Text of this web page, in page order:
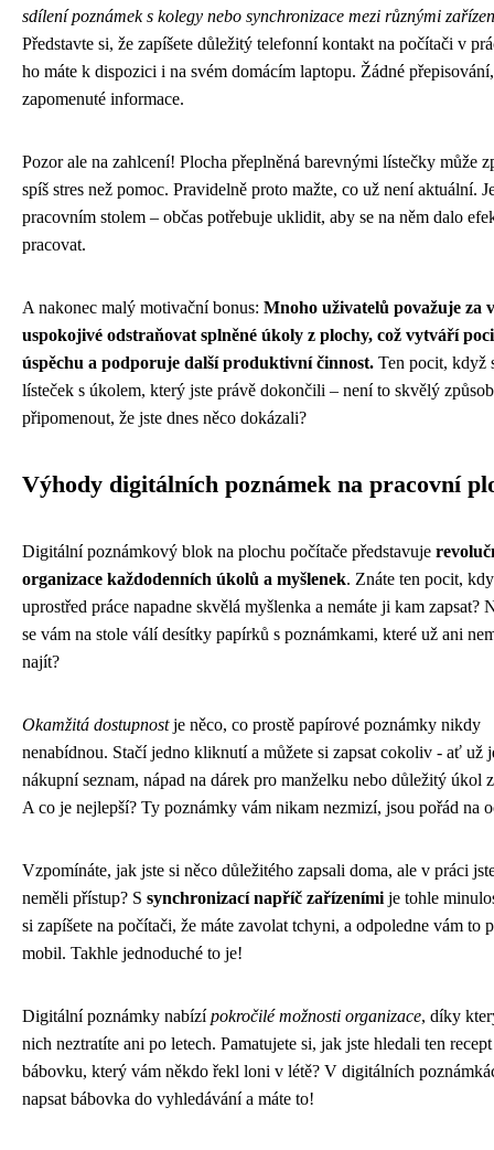
sdílení poznámek s kolegy nebo synchronizace mezi různými
Představte si, že zapíšete důležitý telefonní kontakt na počítači v
ho máte k dispozici i na svém domácím laptopu. Žádné
zapomenuté informace.
Pozor ale na zahlcení! Plocha přeplněná barevnými lístečky může
spíš stres než pomoc. Pravidelně proto mažte, co už není aktuální.
pracovním stolem – občas potřebuje uklidit, aby se na něm dalo
pracovat.
A nakonec malý motivační bonus: Mnoho uživatelů považuje za
uspokojivé odstraňovat splněné úkoly z plochy, což vytváří
úspěchu a podporuje další produktivní činnost. Ten pocit, když
lísteček s úkolem, který jste právě dokončili – není to skvělý
připomenout, že jste dnes něco dokázali?
Výhody digitálních poznámek na pracovní
Digitální poznámkový blok na plochu počítače představuje
organizace každodenních úkolů a myšlenek. Znáte ten pocit,
uprostřed práce napadne skvělá myšlenka a nemáte ji kam zapsat?
se vám na stole válí desítky papírků s poznámkami, které už ani
najít?
Okamžitá dostupnostje něco, co prostě papírové poznámky nikdy
nenabídnou. Stačí jedno kliknutí a můžete si zapsat cokoliv - ať už
nákupní seznam, nápad na dárek pro manželku nebo důležitý úkol
A co je nejlepší? Ty poznámky vám nikam nezmizí, jsou pořád na
Vzpomínáte, jak jste si něco důležitého zapsali doma, ale v práci
neměli přístup? S synchronizací napříč zařízeními je tohle
si zapíšete na počítači, že máte zavolat tchyni, a odpoledne vám to
mobil. Takhle jednoduché to je!
Digitální poznámky nabízípokročilé možnosti organizace, díky
nich neztratíte ani po letech. Pamatujete si, jak jste hledali ten
bábovku, který vám někdo řekl loni v létě? V digitálních
napsat bábovka do vyhledávání a máte to!